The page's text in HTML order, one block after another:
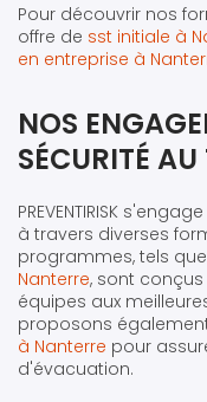
Pour découvrir nos
offre de sst initiale à
en entreprise à
NOS
SÉCURITÉ
PREVENTIRISK
à travers diverses
programmes, tels
Nanterre, sont
équipes aux
proposons
à Nanterre pour
d'évacuation.